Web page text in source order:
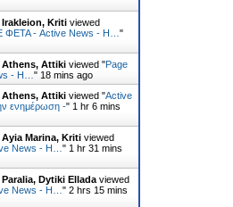
Irakleion, Kriti viewed
- Active News - Η… "
Athens, Attiki viewed "Page
- Η… " 18 mins ago
Athens, Attiki viewed "Active
ενημέρωση -" 1 hr 6 mins
Ayia Marina, Kriti viewed
News - Η… " 1 hr 31 mins
Paralia, Dytiki Ellada viewed
News - Η… " 2 hrs 15 mins